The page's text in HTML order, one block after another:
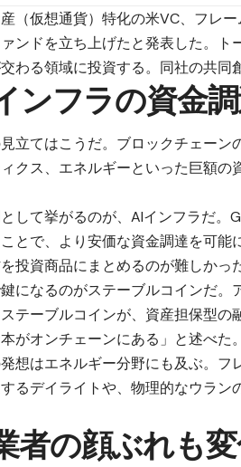
（仮想通貨）特化の米VC、フレ
ンドを立ち上げたと発表した。
わる領域に投資する。同社の共同
ンフラの資金
立てはこうだ。ブロックチェー
クス、エネルギーといった巨額
して挙がるのが、AIインフラだ。
とで、より安価な資金調達を可
投資商品にまとめるのが難しかった
になるのがステーブルコインだ
テーブルコインが、資産担保型
がオンチェーンにある」と述べた。
想はエネルギー分野にも及ぶ。
るデイライトや、物理的なウラ
者の顔ぶれも